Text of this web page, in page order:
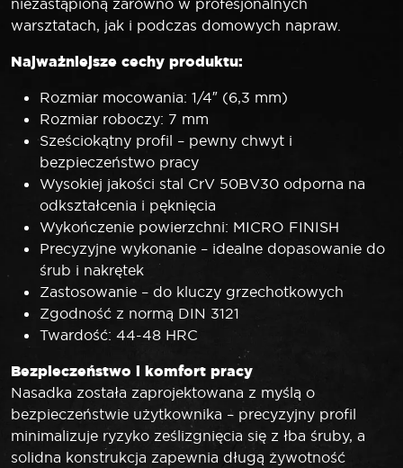
warsztatach, jak i podczas domowych napraw.
Najważniejsze cechy produktu:
Rozmiar mocowania: 1/4″ (6,3 mm)
Rozmiar roboczy: 7 mm
Sześciokątny profil – pewny chwyt i
bezpieczeństwo pracy
Wysokiej jakości stal CrV 50BV30 odporna na
odkształcenia i pęknięcia
Wykończenie powierzchni: MICRO FINISH
Precyzyjne wykonanie – idealne dopasowanie do
śrub i nakrętek
Zastosowanie – do kluczy grzechotkowych
Zgodność z normą DIN 3121
Twardość: 44-48 HRC
Bezpieczeństwo i komfort pracy
Nasadka została zaprojektowana z myślą o
bezpieczeństwie użytkownika – precyzyjny profil
minimalizuje ryzyko ześlizgnięcia się z łba śruby, a
solidna konstrukcja zapewnia długą żywotność